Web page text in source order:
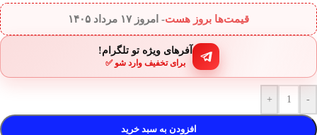
قیمت‌ها بروز هست- امروز ۱۷ مرداد ۱۴۰۵
آفرهای ویژه تو تلگرام!
برای تخفیف وارد شو ✅
-
+
افزودن به سبد خرید